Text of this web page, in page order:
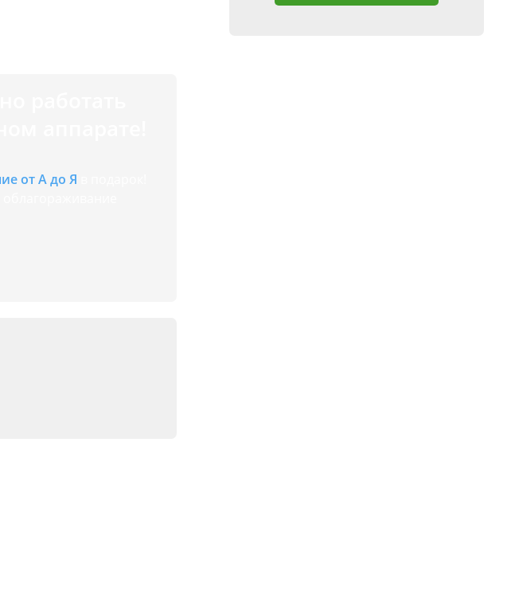
доступных данных от
от А до Я